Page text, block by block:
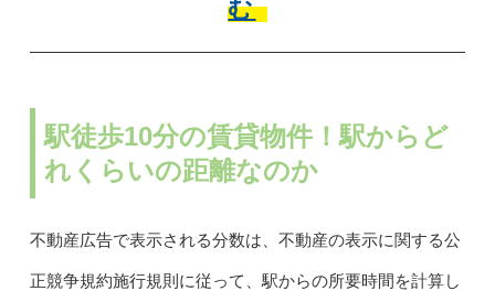
む
駅徒歩10分の賃貸物件！駅からど
れくらいの距離なのか
不動産広告で表示される分数は、不動産の表示に関する公
正競争規約施行規則に従って、駅からの所要時間を計算し